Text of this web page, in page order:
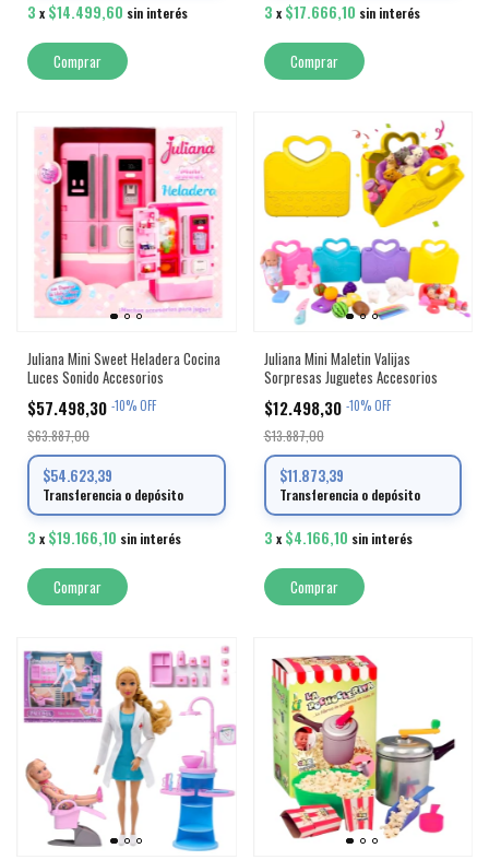
3 x $14.499,60 sin interés
Comprar
3 x $17.666,10 sin interés
Juliana Mini Sweet Heladera Cocina
Luces Sonido Accesorios
$57.498,30 -10%OFF
$63.887,00
$54.623,39
Transferencia o depósito
3 x $19.166,10 sin interés
Juliana Mini Maletin Valijas
Sorpresas Juguetes Accesorios
$12.498,30 -10%OFF
$13.887,00
$11.873,39
Transferencia o depósito
3 x $4.166,10 sin interés
Comprar